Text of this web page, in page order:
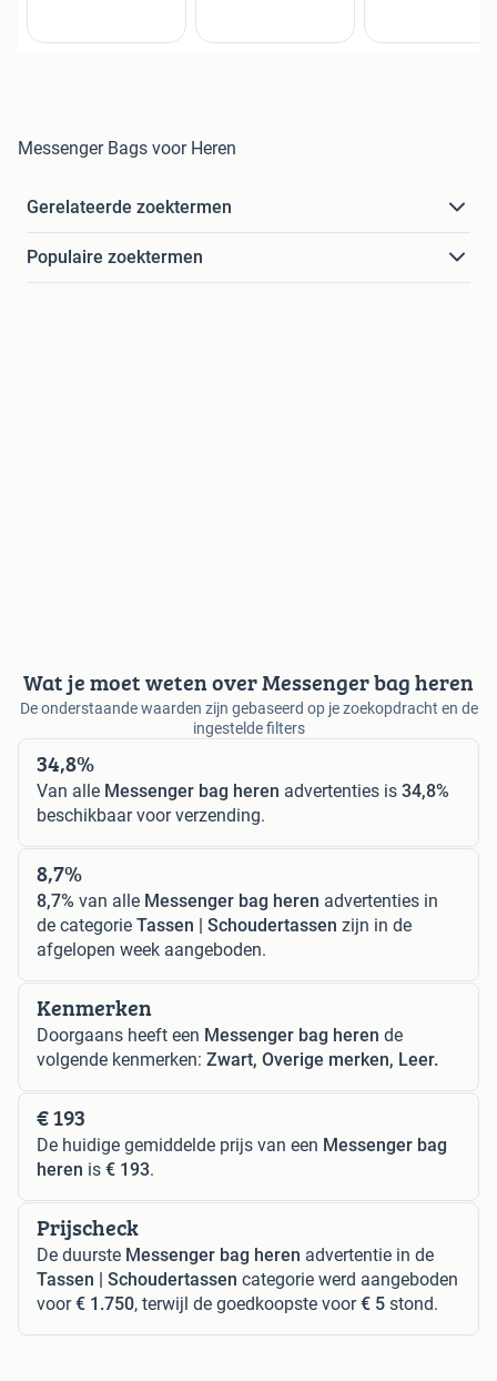
Messenger Bags voor Heren
Gerelateerde zoektermen
Populaire zoektermen
Wat je moet weten over Messenger bag heren
De onderstaande waarden zijn gebaseerd op je zoekopdracht en de
ingestelde filters
34,8%
Van alle Messenger bag heren advertenties is 34,8%
beschikbaar voor verzending.
8,7%
8,7% van alle Messenger bag heren advertenties in
de categorie Tassen | Schoudertassen zijn in de
afgelopen week aangeboden.
Kenmerken
Doorgaans heeft een Messenger bag heren de
volgende kenmerken: Zwart, Overige merken, Leer.
€ 193
De huidige gemiddelde prijs van een Messenger bag
heren is € 193.
Prijscheck
De duurste Messenger bag heren advertentie in de
Tassen | Schoudertassen categorie werd aangeboden
voor€ 1.750, terwijl de goedkoopste voor€ 5 stond.